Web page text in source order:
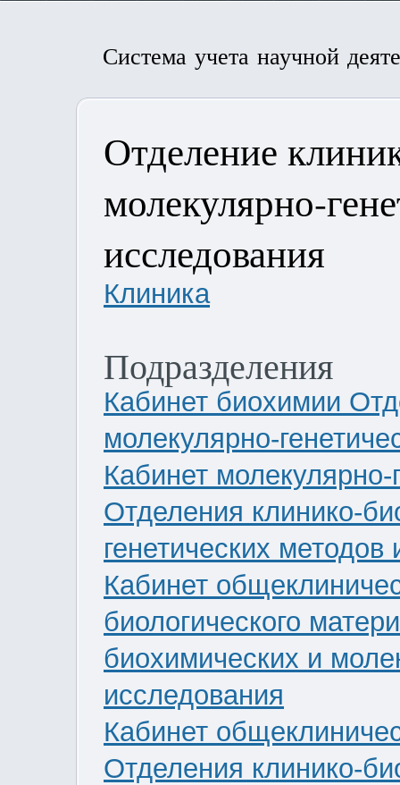
Система учета научной
Отделение
молекулярно-
исследования
Клиника
Подразделения
Кабинет биохимии
молекулярно-
Кабинет молекулярно-
Отделения клинико-
генетических методов
Кабинет
биологического
биохимических и
исследования
Кабинет
Отделения клинико-